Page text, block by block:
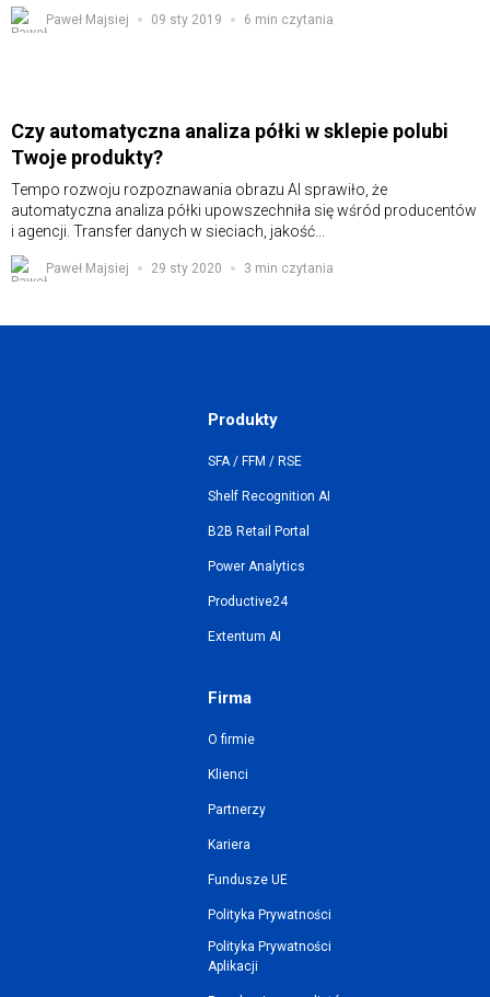
Paweł Majsiej 09 sty 2019 6 min czytania
Czy automatyczna analiza półki w sklepie polubi
Twoje produkty?
Tempo rozwoju rozpoznawania obrazu AI sprawiło, że
automatyczna analiza półki upowszechniła się wśród producentów
i agencji. Transfer danych w sieciach, jakość...
Paweł Majsiej 29 sty 2020 3 min czytania
Produkty
SFA / FFM / RSE
Shelf Recognition AI
B2B Retail Portal
Power Analytics
Productive24
Extentum AI
Firma
O firmie
Klienci
Partnerzy
Kariera
Fundusze UE
Polityka Prywatności
Polityka Prywatności
Aplikacji